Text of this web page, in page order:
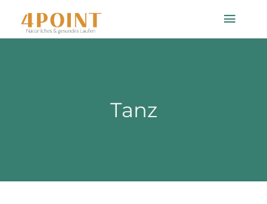
Inhalt
Toggle
Technologie
Tanz